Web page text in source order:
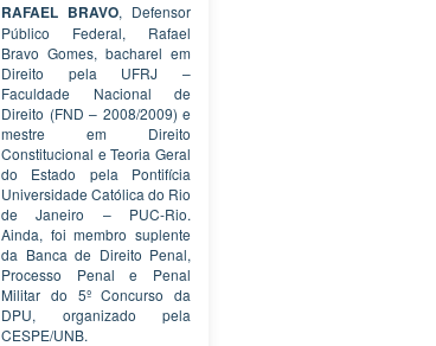
RAFAEL BRAVO, Defensor
Público Federal, Rafael
Bravo Gomes, bacharel em
Direito pela UFRJ –
Faculdade Nacional de
Direito (FND – 2008/2009) e
mestre em Direito
Constitucional e Teoria Geral
do Estado pela Pontifícia
Universidade Católica do Rio
de Janeiro – PUC-Rio.
Ainda, foi membro suplente
da Banca de Direito Penal,
Processo Penal e Penal
Militar do 5º Concurso da
DPU, organizado pela
CESPE/UNB.